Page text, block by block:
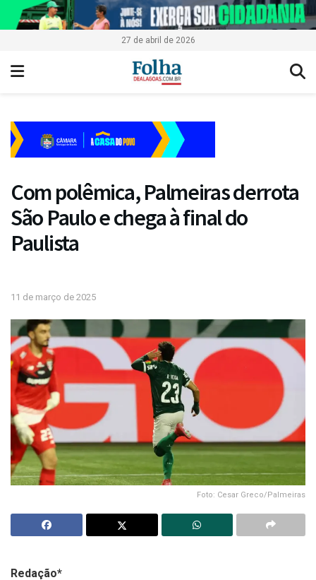
27 de abril de 2026
Com polêmica, Palmeiras derrota
São Paulo e chega à final do
Paulista
11 de março de 2025
Foto: Cesar Greco/Palmeiras
Redação*